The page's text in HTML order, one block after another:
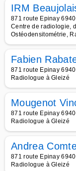
IRM
871 route Epinay
Centre de radiologie,
Ostéodensitométrie,
Fabien
871 route Epinay
Radiologue à Gleizé
Mougenot
871 route Epinay
Radiologue à Gleizé
Andrea
871 route Epinay
Radiologue à Gleizé